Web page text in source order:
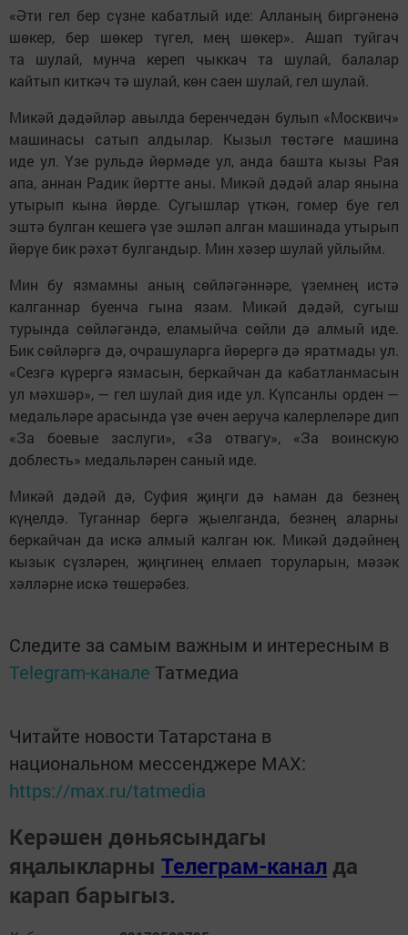
«Әти гел бер сүзне кабатлый иде: Алланың биргәненә
шөкер, бер шөкер түгел, мең шөкер». Ашап туйгач
та шулай, мунча кереп чыккач та шулай, балалар
кайтып киткәч тә шулай, көн саен шулай, гел шулай.
Микәй дәдәйләр авылда беренчедән булып «Москвич»
машинасы сатып алдылар. Кызыл төстәге машина
иде ул. Үзе рульдә йөрмәде ул, анда башта кызы Рая
апа, аннан Радик йөртте аны. Микәй дәдәй алар янына
утырып кына йөрде. Сугышлар үткән, гомер буе гел
эштә булган кешегә үзе эшләп алган машинада утырып
йөрүе бик рәхәт булгандыр. Мин хәзер шулай уйлыйм.
Мин бу язмамны аның сөйләгәннәре, үземнең истә
калганнар буенча гына язам. Микәй дәдәй, сугыш
турында сөйләгәндә, еламыйча сөйли дә алмый иде.
Бик сөйләргә дә, очрашуларга йөрергә дә яратмады ул.
«Сезгә күрергә язмасын, беркайчан да кабатланмасын
ул мәхшәр», — гел шулай дия иде ул. Күпсанлы орден —
медальләре арасында үзе өчен аеруча калерлеләре дип
«За боевые заслуги», «За отвагу», «За воинскую
доблесть» медальләрен саный иде.
Микәй дәдәй дә, Суфия җиңги дә һаман да безнең
күңелдә. Туганнар бергә җыелганда, безнең аларны
беркайчан да искә алмый калган юк. Микәй дәдәйнең
кызык сүзләрен, җиңгинең елмаеп торуларын, мәзәк
хәлләрне искә төшерәбез.
Следите за самым важным и интересным в
Telegram-канале Татмедиа
Читайте новости Татарстана в
национальном мессенджере MАХ:
https://max.ru/tatmedia
Керәшен дөньясындагы
яңалыкларны Телеграм-канал да
карап барыгыз.